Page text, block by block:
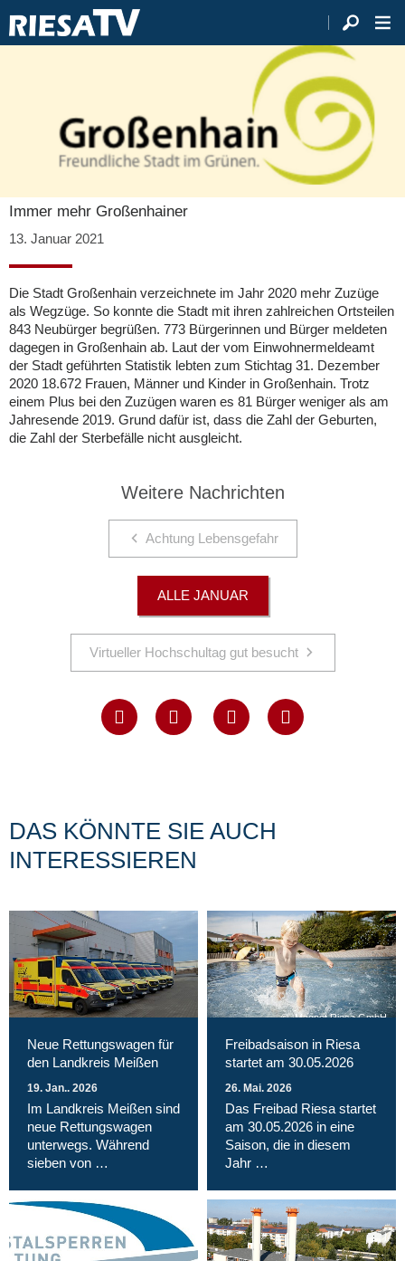
Immer mehr Großenhainer
13. Januar 2021
Die Stadt Großenhain verzeichnete im Jahr 2020 mehr Zuzüge
als Wegzüge. So konnte die Stadt mit ihren zahlreichen Ortsteilen
843 Neubürger begrüßen. 773 Bürgerinnen und Bürger meldeten
dagegen in Großenhain ab. Laut der vom Einwohnermeldeamt
der Stadt geführten Statistik lebten zum Stichtag 31. Dezember
2020 18.672 Frauen, Männer und Kinder in Großenhain. Trotz
einem Plus bei den Zuzügen waren es 81 Bürger weniger als am
Jahresende 2019. Grund dafür ist, dass die Zahl der Geburten,
die Zahl der Sterbefälle nicht ausgleicht.
Weitere Nachrichten
Achtung Lebensgefahr
ALLE JANUAR
Virtueller Hochschultag gut besucht
DAS KÖNNTE SIE AUCH
INTERESSIEREN
Neue Rettungswagen für
den Landkreis Meißen
19. Jan.. 2026
Im Landkreis Meißen sind
neue Rettungswagen
unterwegs. Während
sieben von …
Magnet Riesa GmbH
Freibadsaison in Riesa
startet am 30.05.2026
26. Mai. 2026
Das Freibad Riesa startet
am 30.05.2026 in eine
Saison, die in diesem
Jahr …